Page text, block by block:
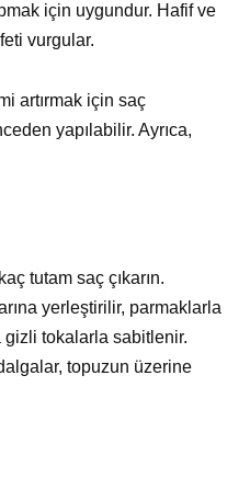
için uygundur. Hafif ve
vurgular.
artırmak için saç
yapılabilir. Ayrıca,
tutam saç çıkarın.
yerleştirilir, parmaklarla
gizli tokalarla sabitlenir.
topuzun üzerine